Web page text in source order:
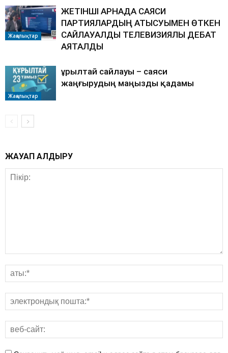
Жаңалықтар
ЖЕТІНШІ АРНАДА САЯСИ
ПАРТИЯЛАРДЫҢ ҚАТЫСУЫМЕН ӨТКЕН
САЙЛАУАЛДЫ ТЕЛЕВИЗИЯЛЫҚ ДЕБАТ
АЯҚТАЛДЫ
Жаңалықтар
Құрылтай сайлауы – саяси
жаңғырудың маңызды қадамы
ЖАУАП ҚАЛДЫРУ